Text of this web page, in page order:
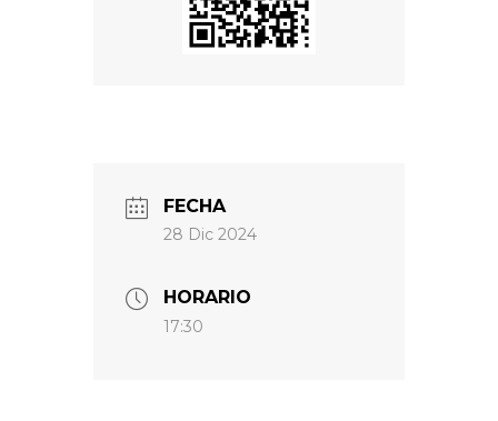
FECHA
28 Dic 2024
HORARIO
17:30